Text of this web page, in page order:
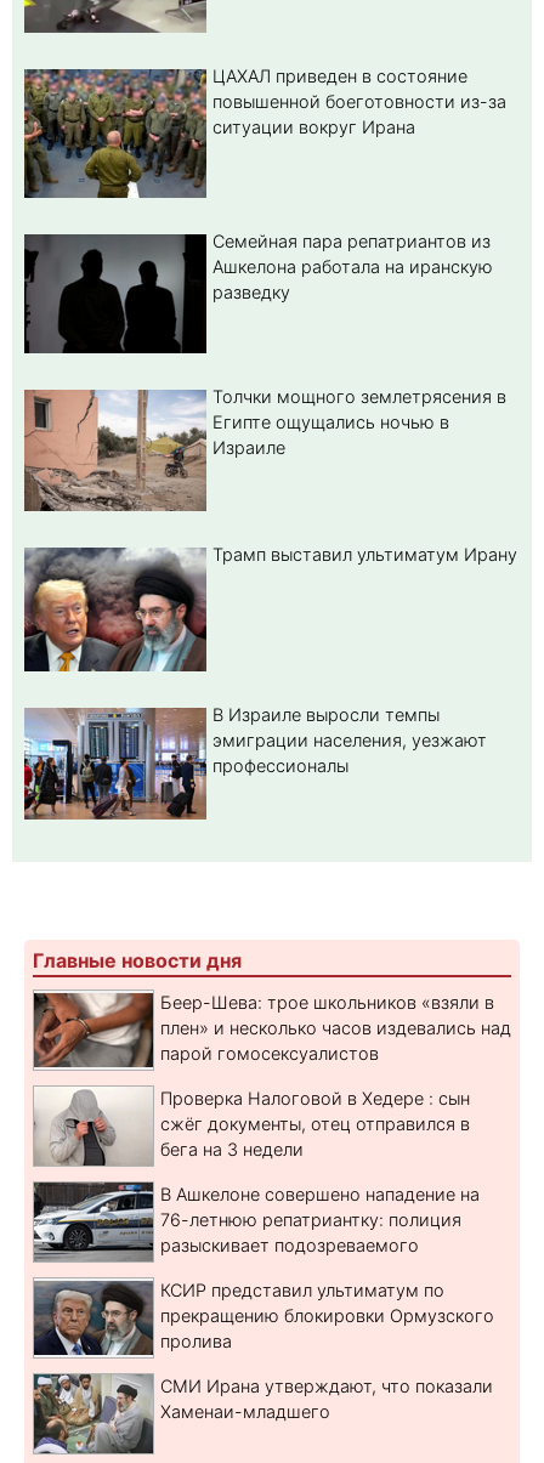
ЦАХАЛ приведен в состояние
повышенной боеготовности из-за
ситуации вокруг Ирана
Семейная пара репатриантов из
Ашкелона работала на иранскую
разведку
Толчки мощного землетрясения в
Египте ощущались ночью в
Израиле
Трамп выставил ультиматум Ирану
В Израиле выросли темпы
эмиграции населения, уезжают
профессионалы
Главные новости дня
Беер-Шева: трое школьников «взяли в
плен» и несколько часов издевались над
парой гомосексуалистов
Проверка Налоговой в Хедере : сын
сжёг документы, отец отправился в
бега на 3 недели
В Ашкелоне совершено нападение на
76-летнюю репатриантку: полиция
разыскивает подозреваемого
КСИР представил ультиматум по
прекращению блокировки Ормузского
пролива
СМИ Ирана утверждают, что показали
Хаменаи-младшего